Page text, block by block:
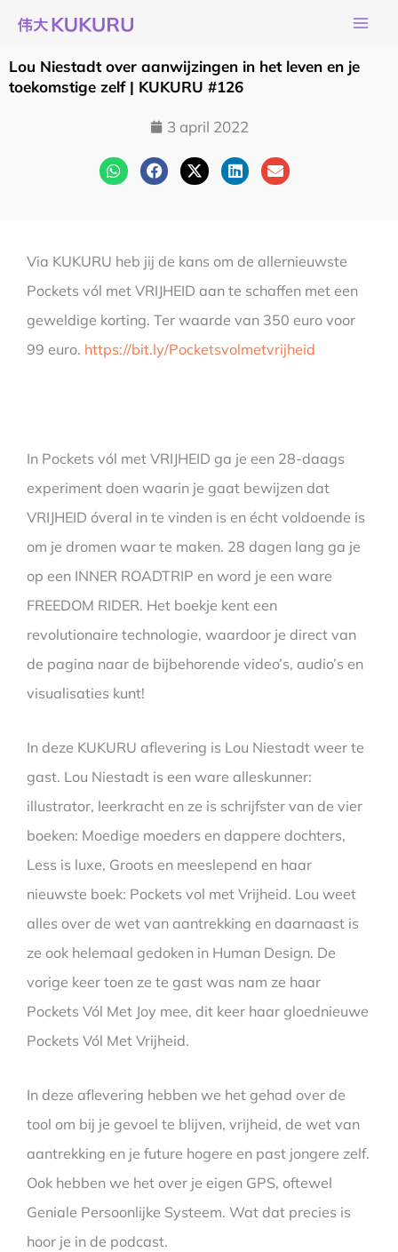
naar
de
inhoud
Lou Niestadt over aanwijzingen in het leven en je
toekomstige zelf | KUKURU #126
3 april 2022
Via KUKURU heb jij de kans om de allernieuwste
Pockets vól met VRIJHEID aan te schaffen met een
geweldige korting. Ter waarde van 350 euro voor
99 euro. https://bit.ly/Pocketsvolmetvrijheid
In Pockets vól met VRIJHEID ga je een 28-daags
experiment doen waarin je gaat bewijzen dat
VRIJHEID óveral in te vinden is en écht voldoende is
om je dromen waar te maken. 28 dagen lang ga je
op een INNER ROADTRIP en word je een ware
FREEDOM RIDER. Het boekje kent een
revolutionaire technologie, waardoor je direct van
de pagina naar de bijbehorende video’s, audio’s en
visualisaties kunt!
In deze KUKURU aflevering is Lou Niestadt weer te
gast. Lou Niestadt is een ware alleskunner:
illustrator, leerkracht en ze is schrijfster van de vier
boeken: Moedige moeders en dappere dochters,
Less is luxe, Groots en meeslepend en haar
nieuwste boek: Pockets vol met Vrijheid. Lou weet
alles over de wet van aantrekking en daarnaast is
ze ook helemaal gedoken in Human Design. De
vorige keer toen ze te gast was nam ze haar
Pockets Vól Met Joy mee, dit keer haar gloednieuwe
Pockets Vól Met Vrijheid.
In deze aflevering hebben we het gehad over de
tool om bij je gevoel te blijven, vrijheid, de wet van
aantrekking en je future hogere en past jongere zelf.
Ook hebben we het over je eigen GPS, oftewel
Geniale Persoonlijke Systeem. Wat dat precies is
hoor je in de podcast.